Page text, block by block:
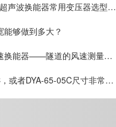
声波换能器常用变压器选型资
能够做到多大？
换能器——隧道的风速测量更
或者DYA-65-05C尺寸非常